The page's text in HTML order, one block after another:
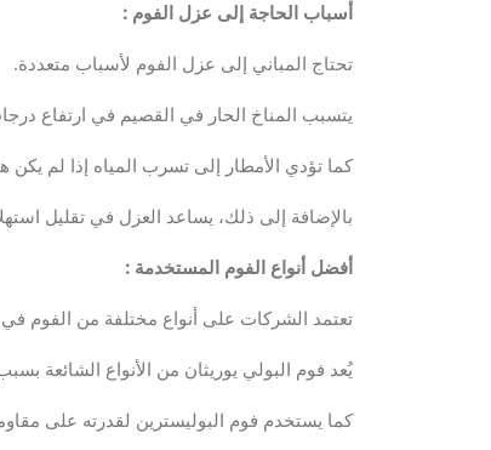
أسباب الحاجة إلى عزل الفوم :
تحتاج المباني إلى عزل الفوم لأسباب متعددة.
يتسبب المناخ الحار في القصيم في ارتفاع
كما تؤدي الأمطار إلى تسرب المياه إذا لم
بالإضافة إلى ذلك، يساعد العزل في تقليل
أفضل أنواع الفوم المستخدمة :
تعتمد الشركات على أنواع مختلفة من الفوم
يُعد فوم البولي يوريثان من الأنواع الشائعة
كما يستخدم فوم البوليسترين لقدرته على